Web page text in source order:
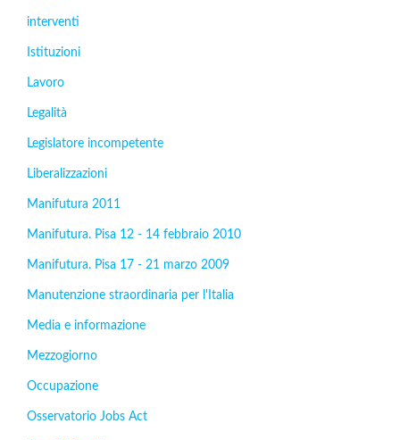
interventi
Istituzioni
Lavoro
Legalità
Legislatore incompetente
Liberalizzazioni
Manifutura 2011
Manifutura. Pisa 12 - 14 febbraio 2010
Manifutura. Pisa 17 - 21 marzo 2009
Manutenzione straordinaria per l'Italia
Media e informazione
Mezzogiorno
Occupazione
Osservatorio Jobs Act